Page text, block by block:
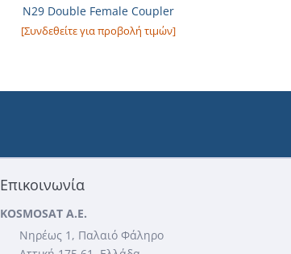
N29 Double Female Coupler
[Συνδεθείτε για προβολή τιμών]
Επικοινωνία
KOSMOSAT A.E.
Νηρέως 1, Παλαιό Φάληρο